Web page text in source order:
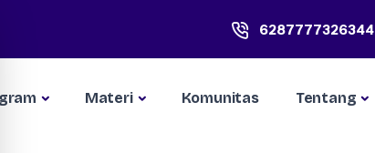
6287777326344
Materi Komunitas Tentang